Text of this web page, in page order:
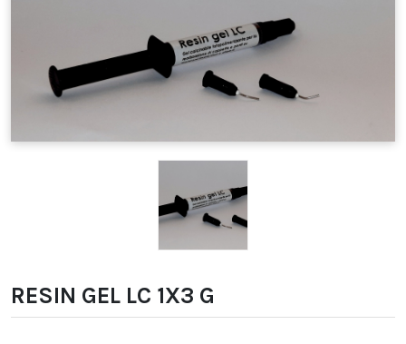
RESIN GEL LC 1X3 G